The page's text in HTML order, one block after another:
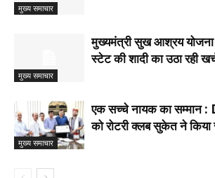
मुख्य समाचार
मुख्य समाचार
मुख्यमंत्री सुख आश्रय
स्टेट की शादी का उठा रही
मुख्य समाचार
एक सच्चे नायक का सम्मान :
को रोटरी क्लब सुकेत ने किया